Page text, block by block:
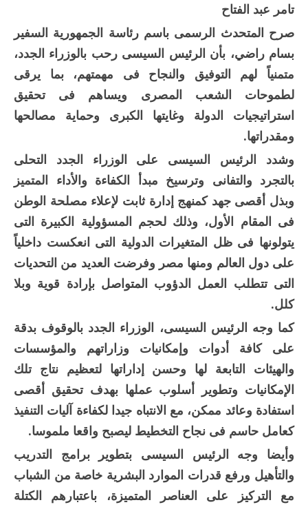
تامر عبد الفتاح
صرح المتحدث الرسمى باسم رئاسة الجمهورية السفير
بسام راضي، بأن الرئيس السيسى رحب بالوزراء الجدد،
متمنياً لهم التوفيق والنجاح فى مهمتهم، بما يرقى
لطموحات الشعب المصرى ويساهم فى تحقيق
استراتيجيات الدولة وغايتها الكبرى وحماية مصالحها
ومقدراتها.
وشدد الرئيس السيسى على الوزراء الجدد التحلى
بالتجرد والتفانى وترسيخ مبدأ الكفاءة والأداء المتميز
وبذل أقصى جهد كمنهج إدارة ثابت لإعلاء مصلحة الوطن
فى المقام الأول، وذلك لحجم المسؤولية الكبيرة التى
يتولونها فى ظل المتغيرات الدولية التى انعكست داخلياً
على دول العالم ومنها مصر وفرضت العديد من التحديات
التى تتطلب العمل الدؤوب المتواصل بإرادة قوية وبلا
كلل.
كما وجه الرئيس السيسى، الوزراء الجدد بالوقوف بدقة
على كافة أدوات وإمكانيات وزاراتهم والمؤسسات
والهيئات التابعة لها وحسن إداراتها لتعظيم نتاج تلك
الإمكانيات وتطوير أسلوب عملها بهدف تحقيق أقصى
استفادة وعائد ممكن، مع الانتباه جيدا لكفاءة آليات التنفيذ
كعامل حاسم فى نجاح التخطيط ليصبح واقعا ملموسا.
وأيضا وجه الرئيس السيسى بتطوير برامج التدريب
والتأهيل ورفع قدرات الموارد البشرية خاصة من الشباب
مع التركيز على العناصر المتميزة، باعتبارهم الكتلة